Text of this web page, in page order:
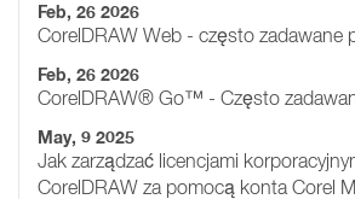
Feb, 26 2026
CorelDRAW Web - często zadawane
Feb, 26 2026
CorelDRAW® Go™ - Często
May, 9 2025
Jak zarządzać licencjami
CorelDRAW za pomocą konta Corel